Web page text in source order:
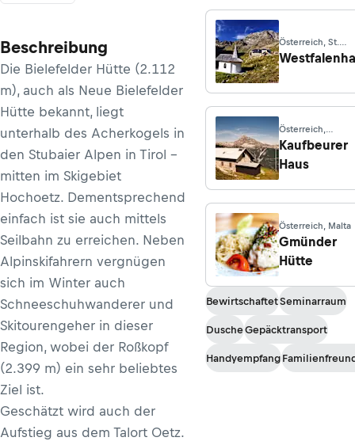
Beschreibung
Die Bielefelder Hütte (2.112
m), auch als Neue Bielefelder
Hütte bekannt, liegt
unterhalb des Acherkogels in
den Stubaier Alpen in Tirol –
mitten im Skigebiet
Hochoetz. Dementsprechend
einfach ist sie auch mittels
Seilbahn zu erreichen. Neben
Alpinskifahrern vergnügen
sich im Winter auch
Schneeschuhwanderer und
Skitourengeher in dieser
Region, wobei der Roßkopf
(2.399 m) ein sehr beliebtes
Ziel ist.
Geschätzt wird auch der
Aufstieg aus dem Talort Oetz.
Österreich, St.
Sigmund im
Österreich,
Warmisried
Kaufbeurer
Haus
Österreich, Malta
Gmünder
Hütte
BewirtschaftetSeminarraum
DuscheGepäcktransport
Handyempfang